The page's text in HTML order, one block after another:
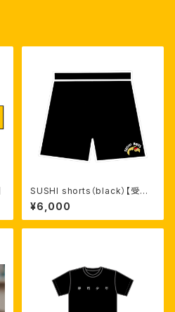
SUSHI shorts（black）【受注
生産】
¥6,000